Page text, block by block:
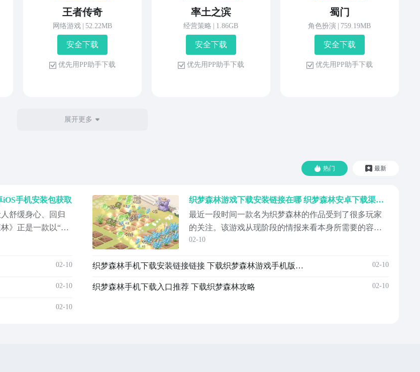
王者传奇
网络游戏 52.22MB
安 全 下 载
优 先 用 P P 助 手 下 载
率土之滨
经营策略 1.86GB
安 全 下 载
优 先 用 P P 助 手 下 载
蜀门
角色扮演 759.19MB
安 全 下 载
优 先 用 P P 助 手 下 载
展开更多
热门 最新
手机安装包获取
舒缓身心、回归
》正是一款以“慢
游，它为玩家构
幕，即可踏入这02-10
02-10
02-10
织梦森林游戏下载安装链接在哪 织梦森林安卓下载渠道推荐
最近一段时间一款名为织梦森林的作品受到了很多玩家
的关注。该游戏从现阶段的情报来看本身所需要的容量
大小和需要的配置都不算高。但是画面十分的可爱，玩
玩家在了解之后都对这游戏有了很大的兴趣，但却不清
载》》》》》#织梦...
02-10
织梦森林手机下载安装链接链接 下载织梦森林游戏手机版版地址 02-10
织梦森林手机下载入口推荐 下载织梦森林攻略 02-10